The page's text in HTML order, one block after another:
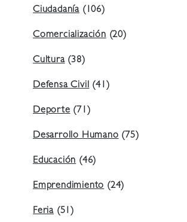
Ciudadanía (106)
Comercialización(20)
Cultura(38)
Defensa Civil(41)
Deporte(71)
Desarrollo Humano(75)
Educación(46)
Emprendimiento(24)
Feria (51)